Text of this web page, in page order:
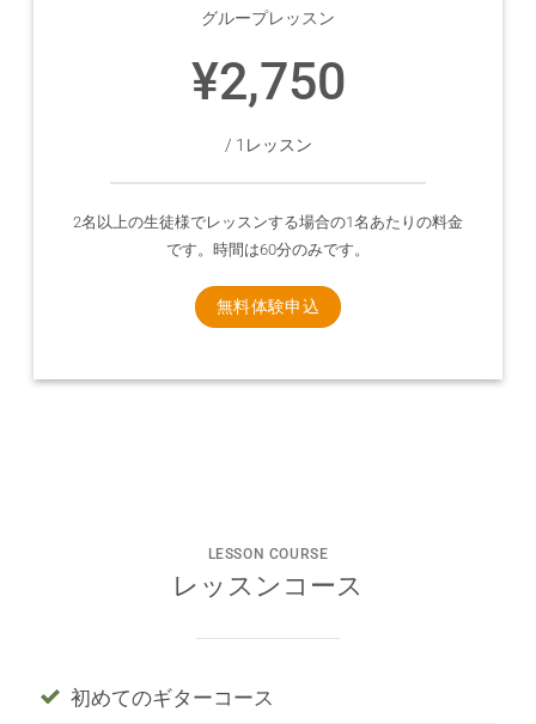
グループレッスン
¥2,750
/ 1レッスン
2名以上の生徒様でレッスンする場合の1名あたりの料金
です。時間は60分のみです。
無料体験申込
LESSON COURSE
レッスンコース
初めてのギターコース